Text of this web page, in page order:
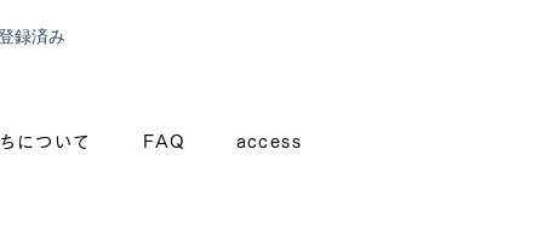
録済み
について FAQ access